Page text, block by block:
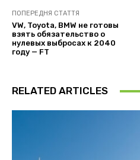
ПОПЕРЕДНЯ СТАТТЯ
VW, Toyota, BMW не готовы
взять обязательство о
нулевых выбросах к 2040
году — FT
RELATED ARTICLES